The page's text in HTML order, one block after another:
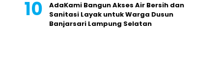
AdaKami Bangun Akses Air Bersih dan
Sanitasi Layak untuk Warga Dusun
Banjarsari Lampung Selatan